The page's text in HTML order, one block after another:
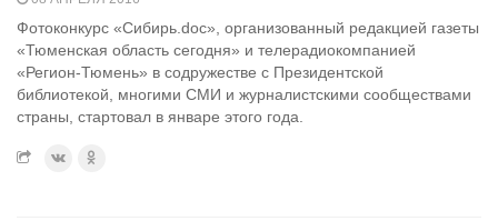
Фотоконкурс «Сибирь.doc», организованный редакцией газеты
«Тюменская область сегодня» и телерадиокомпанией
«Регион-Тюмень» в содружестве с Президентской
библиотекой, многими СМИ и журналистскими сообществами
страны, стартовал в январе этого года.